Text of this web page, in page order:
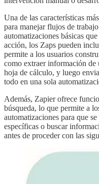
Una de las características
para manejar flujos de
automatizaciones básicas
acción, los Zaps pueden
permite a los usuarios
como extraer información de
hoja de cálculo, y luego
todo en una sola
Además, Zapier ofrece
búsqueda, lo que permite a
automatizaciones para que
específicas o buscar
antes de proceder con las